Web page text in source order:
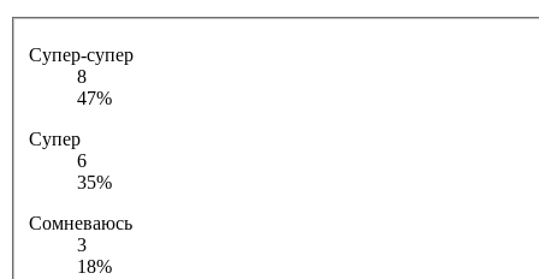
Супер-супер
8
47%
Супер
6
35%
Сомневаюсь
3
18%